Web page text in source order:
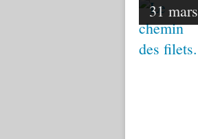
31 mars